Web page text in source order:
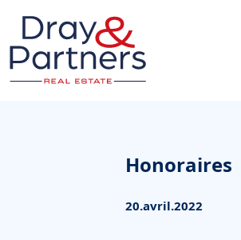
Honoraires
20.avril.2022